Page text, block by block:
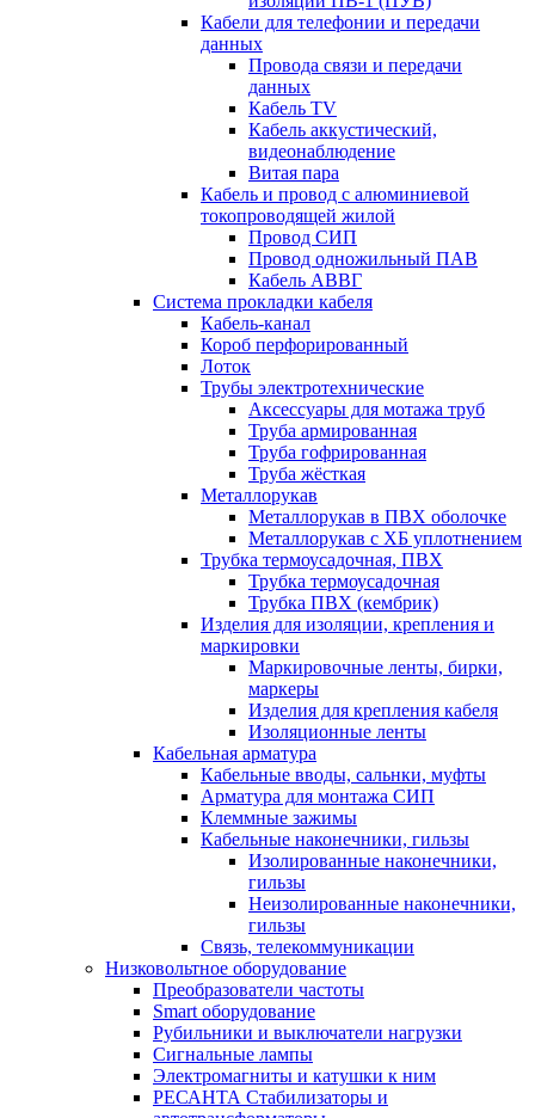
Кабели для телефонии и передачи
данных
Провода связи и передачи
данных
Кабель TV
Кабель аккустический,
видеонаблюдение
Витая пара
Кабель и провод с алюминиевой
токопроводящей жилой
Провод СИП
Провод одножильный ПАВ
Кабель АВВГ
Система прокладки кабеля
Кабель-канал
Короб перфорированный
Лоток
Трубы электротехнические
Аксессуары для мотажа труб
Труба армированная
Труба гофрированная
Труба жёсткая
Металлорукав
Металлорукав в ПВХ оболочке
Металлорукав с ХБ уплотнением
Трубка термоусадочная, ПВХ
Трубка термоусадочная
Трубка ПВХ (кембрик)
Изделия для изоляции, крепления и
маркировки
Маркировочные ленты, бирки,
маркеры
Изделия для крепления кабеля
Изоляционные ленты
Кабельная арматура
Кабельные вводы, сальнки, муфты
Арматура для монтажа СИП
Клеммные зажимы
Кабельные наконечники, гильзы
Изолированные наконечники,
гильзы
Неизолированные наконечники,
гильзы
Связь, телекоммуникации
Низковольтное оборудование
Преобразователи частоты
Smart оборудование
Рубильники и выключатели нагрузки
Сигнальные лампы
Электромагниты и катушки к ним
РЕСАНТА Стабилизаторы и